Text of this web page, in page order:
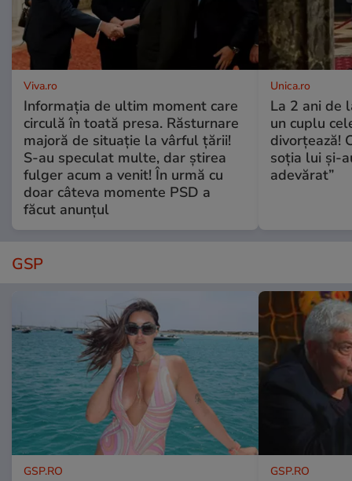
Viva.ro
Informația de ultim moment care
circulă în toată presa. Răsturnare
majoră de situație la vârful țării!
S-au speculat multe, dar știrea
fulger acum a venit! În urmă cu
doar câteva momente PSD a
făcut anunțul
Unica.ro
La 2 ani de
un cuplu
divorțează!
soția lui și-
adevărat”
GSP
GSP.RO GSP.RO